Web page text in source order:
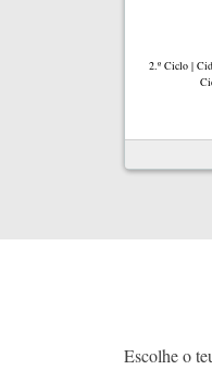
2.º Ciclo |
Escolhe o